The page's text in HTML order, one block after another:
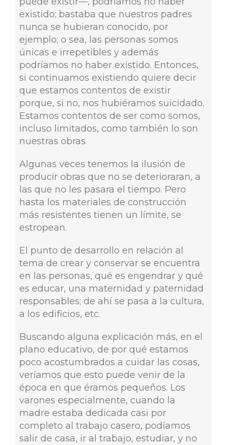
existido; bastaba que nuestros padres
nunca se hubieran conocido, por
ejemplo; o sea, las personas somos
únicas e irrepetibles y además
podríamos no haber existido. Entonces,
si continuamos existiendo quiere decir
que estamos contentos de existir
porque, si no, nos hubiéramos suicidado.
Estamos contentos de ser como somos,
incluso limitados, como también lo son
nuestras obras.
Algunas veces tenemos la ilusión de
producir obras que no se deterioraran, a
las que no les pasara el tiempo. Pero
hasta los materiales de construcción
más resistentes tienen un límite, se
estropean.
El punto de desarrollo en relación al
tema de crear y conservar se encuentra
en las personas, qué es engendrar y qué
es educar, una maternidad y paternidad
responsables; de ahí se pasa a la cultura,
a los edificios, etc.
Buscando alguna explicación más, en el
plano educativo, de por qué estamos
poco acostumbrados a cuidar las cosas,
veríamos que esto puede venir de la
época en que éramos pequeños. Los
varones especialmente, cuando la
madre estaba dedicada casi por
completo al trabajo casero, podíamos
salir de casa, ir al trabajo, estudiar, y no